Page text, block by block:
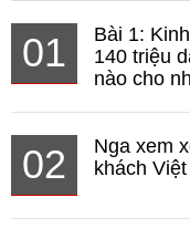
01
Bài 1:
140 triệu
nào cho
02
Nga xem
khách